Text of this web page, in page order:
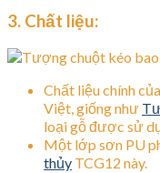
3. Chất liệu:
Chất liệu chính của
Việt, giống như
loại gỗ được sử
Một lớp sơn PU
thủy TCG12 này.